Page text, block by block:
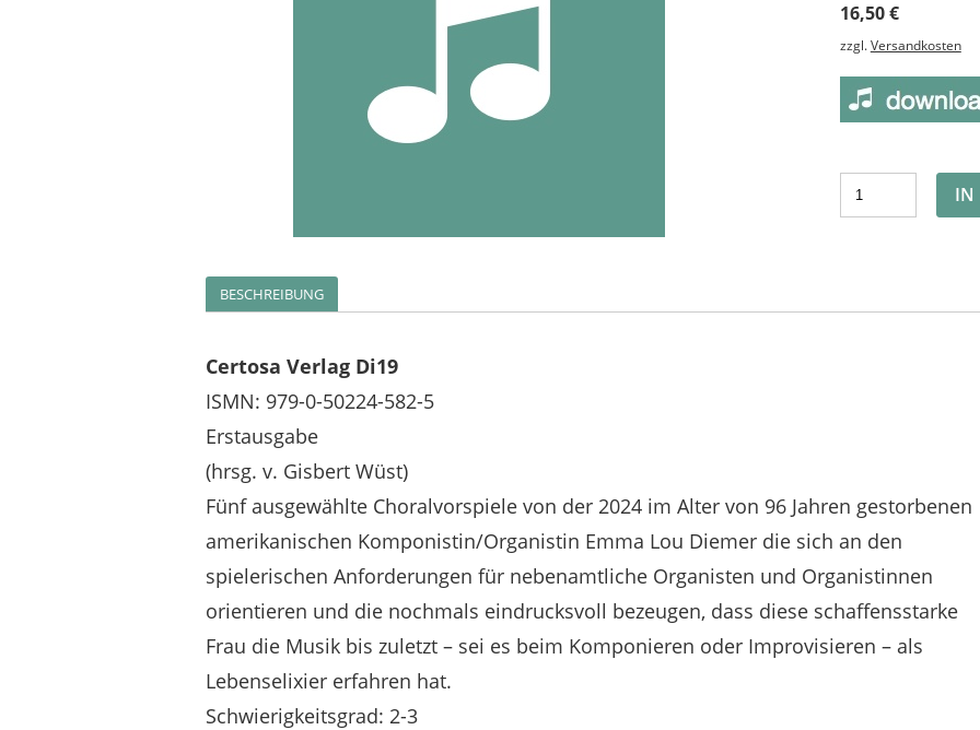
16,50€
zzgl. Versandkosten
IN
BESCHREIBUNG
Certosa Verlag Di19
ISMN: 979-0-50224-582-5
Erstausgabe
(hrsg. v. Gisbert Wüst)
Fünf ausgewählte Choralvorspiele von der 2024 im Alter von 96 Jahren gestorbenen
amerikanischen Komponistin/Organistin Emma Lou Diemer die sich an den
spielerischen Anforderungen für nebenamtliche Organisten und Organistinnen
orientieren und die nochmals eindrucksvoll bezeugen, dass diese schaffensstarke
Frau die Musik bis zuletzt – sei es beim Komponieren oder Improvisieren – als
Lebenselixier erfahren hat.
Schwierigkeitsgrad: 2-3